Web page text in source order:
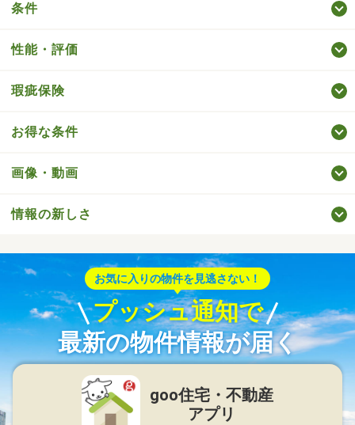
条件
性能・評価
瑕疵保険
お得な条件
画像・動画
情報の新しさ
お気に入りの物件を見逃さない！
プッシュ通知で
最新の物件情報が届く
goo住宅・不動産
アプリ